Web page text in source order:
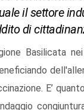
il settore
di
Basilicata
E’